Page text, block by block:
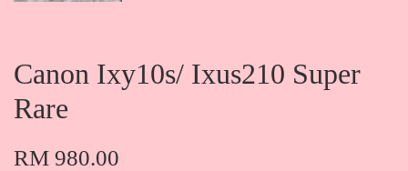
Canon Ixy10s/ Ixus210 Super
Rare
RM 980.00